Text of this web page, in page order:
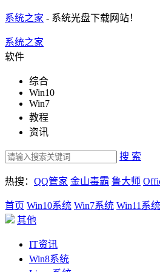
系统之家 - 系统光盘下载网站！
系统之家
软件
综合
Win10
Win7
教程
资讯
搜 索
热搜： QQ管家 金山毒霸 鲁大师
首页 Win10系统 Win7系统 Win11系统
其他
IT资讯
Win8系统